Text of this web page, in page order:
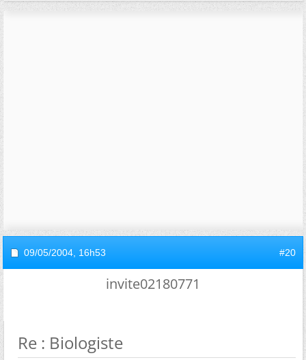
09/05/2004, 16h53 #20
invite02180771
Re : Biologiste